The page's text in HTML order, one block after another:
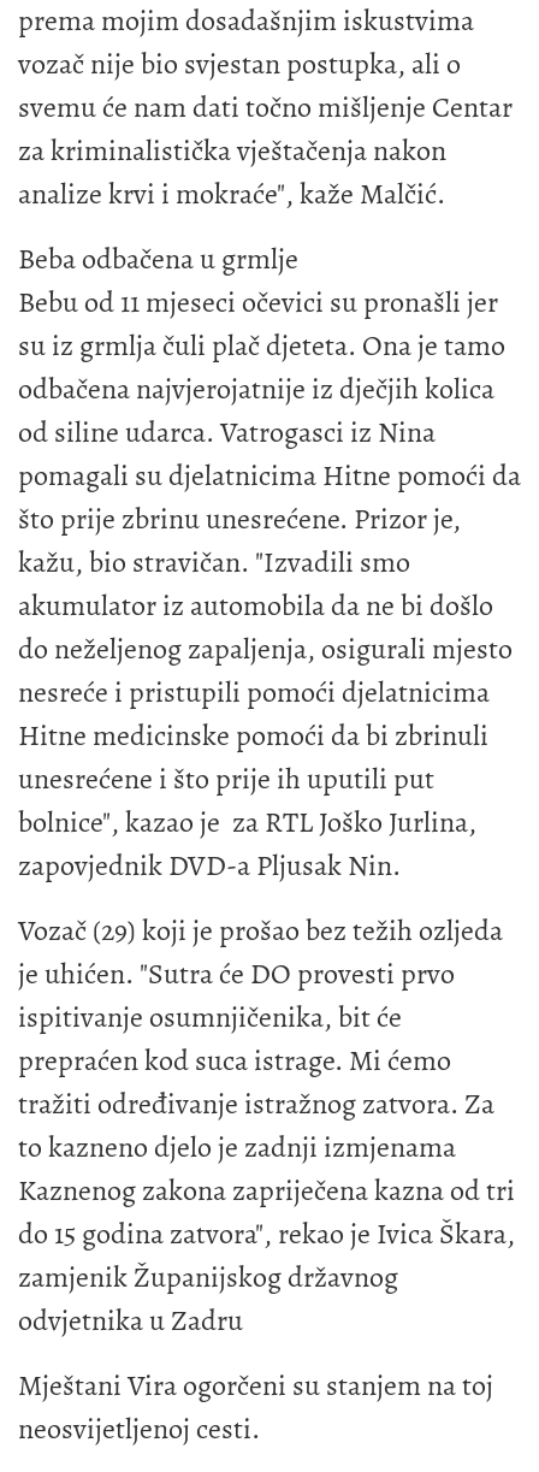
prema mojim dosadašnjim iskustvima
vozač nije bio svjestan postupka, ali o
svemu će nam dati točno mišljenje Centar
za kriminalistička vještačenja nakon
analize krvi i mokraće", kaže Malčić.
Beba odbačena u grmlje
Bebu od 11 mjeseci očevici su pronašli jer
su iz grmlja čuli plač djeteta. Ona je tamo
odbačena najvjerojatnije iz dječjih kolica
od siline udarca. Vatrogasci iz Nina
pomagali su djelatnicima Hitne pomoći da
što prije zbrinu unesrećene. Prizor je,
kažu, bio stravičan. "Izvadili smo
akumulator iz automobila da ne bi došlo
do neželjenog zapaljenja, osigurali mjesto
nesreće i pristupili pomoći djelatnicima
Hitne medicinske pomoći da bi zbrinuli
unesrećene i što prije ih uputili put
bolnice", kazao je za RTL Joško Jurlina,
zapovjednik DVD-a Pljusak Nin.
Vozač (29) koji je prošao bez težih ozljeda
je uhićen. "Sutra će DO provesti prvo
ispitivanje osumnjičenika, bit će
prepraćen kod suca istrage. Mi ćemo
tražiti određivanje istražnog zatvora. Za
to kazneno djelo je zadnji izmjenama
Kaznenog zakona zapriječena kazna od tri
do 15 godina zatvora", rekao je Ivica Škara,
zamjenik Županijskog državnog
odvjetnika u Zadru
Mještani Vira ogorčeni su stanjem na toj
neosvijetljenoj cesti.